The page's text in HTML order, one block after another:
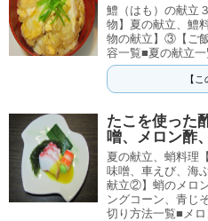
鱧（はも）の献立
物】夏の献立、鱧
物の献立】③【ご
容一覧■夏の献立
【
たこを使った
噌、メロン酢
夏の献立、蛸料理
味噌、車えび、海
献立②】蛸のメロ
ングコーン、青じ
切り方法一覧■メ